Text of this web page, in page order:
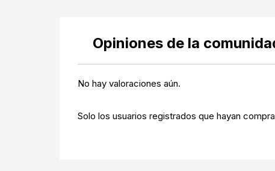
Opiniones de la
No hay valoraciones aún.
Solo los usuarios registrados que hayan